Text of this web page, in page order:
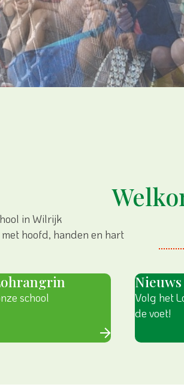
in Wilrijk
hoofd, handen en hart
school
Nieuws
Volg het
de voet!